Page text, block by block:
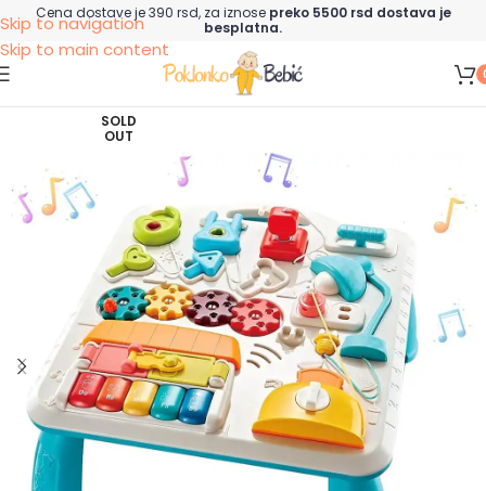
Skip to navigation
Skip to main content
Cena dostave je 390 rsd, za iznose preko 5500 rsd dostava je
besplatna.
SOLD
OUT